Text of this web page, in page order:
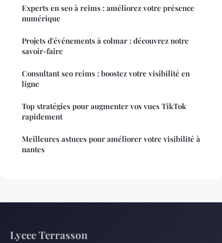
Experts en seo à reims : améliorez votre présence
numérique
Projets d'événements à colmar : découvrez notre
savoir-faire
Consultant seo reims : boostez votre visibilité en
ligne
Top stratégies pour augmenter vos vues TikTok
rapidement
Meilleures astuces pour améliorer votre visibilité à
nantes
Lycee Terrasson